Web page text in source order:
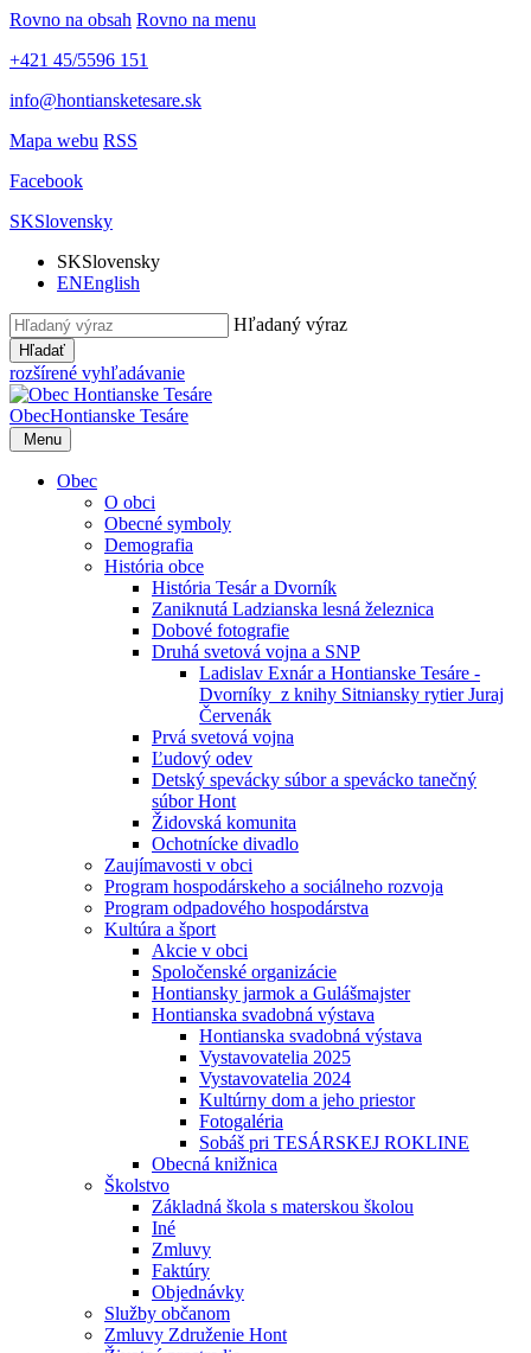
Rovno na obsah Rovno na menu
+421 45/5596 151
info@hontiansketesare.sk
Mapa webu RSS
Facebook
SKSlovensky
SKSlovensky
ENEnglish
Hľadaný výraz
Hľadať
rozšírené vyhľadávanie
ObecHontianske Tesáre
Menu
Obec
O obci
Obecné symboly
Demografia
História obce
História Tesár a Dvorník
Zaniknutá Ladzianska lesná železnica
Dobové fotografie
Druhá svetová vojna a SNP
Ladislav Exnár a Hontianske Tesáre -
Dvorníky z knihy Sitniansky rytier Juraj
Červenák
Prvá svetová vojna
Ľudový odev
Detský spevácky súbor a spevácko tanečný
súbor Hont
Židovská komunita
Ochotnícke divadlo
Zaujímavosti v obci
Program hospodárskeho a sociálneho rozvoja
Program odpadového hospodárstva
Kultúra a šport
Akcie v obci
Spoločenské organizácie
Hontiansky jarmok a Gulášmajster
Hontianska svadobná výstava
Hontianska svadobná výstava
Vystavovatelia 2025
Vystavovatelia 2024
Kultúrny dom a jeho priestor
Fotogaléria
Sobáš pri TESÁRSKEJ ROKLINE
Obecná knižnica
Školstvo
Základná škola s materskou školou
Iné
Zmluvy
Faktúry
Objednávky
Služby občanom
Zmluvy Združenie Hont